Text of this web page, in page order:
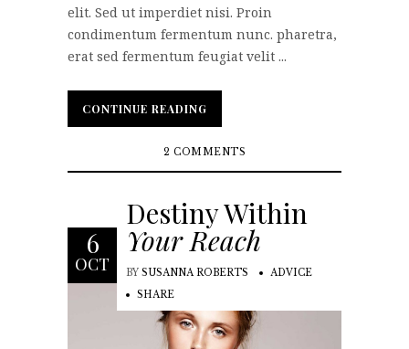
elit. Sed ut imperdiet nisi. Proin
condimentum fermentum nunc. pharetra,
erat sed fermentum feugiat velit ...
CONTINUE READING
CONTINUE READING
2 COMMENTS
6
OCT
Destiny Within
Your Reach
BY SUSANNA ROBERTS
ADVICE
SHARE